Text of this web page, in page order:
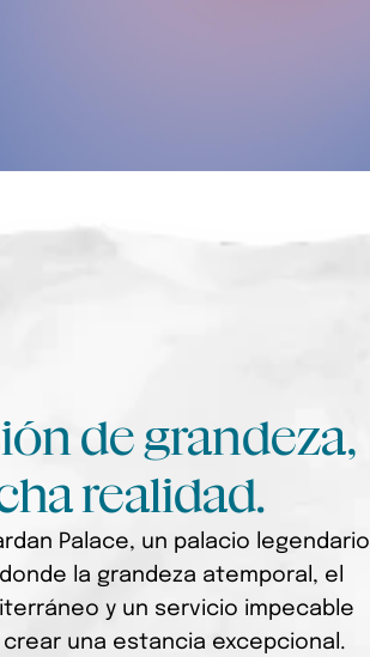
de grandeza,
realidad.
Palace, un palacio legendario
la grandeza atemporal, el
y un servicio impecable
una estancia excepcional.